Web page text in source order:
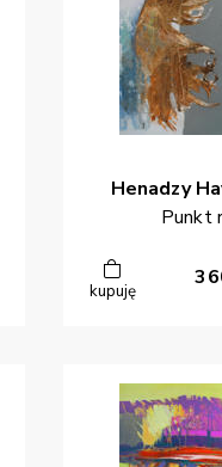
Henadzy
Punkt
kupuję